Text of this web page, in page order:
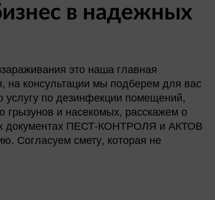
в надежных
это наша главная
на консультации мы подберем для вас
по дезинфекции помещений,
грызунов и насекомых, расскажем о
документах ПЕСТ-КОНТРОЛЯ и АКТОВ
Согласуем смету, которая не